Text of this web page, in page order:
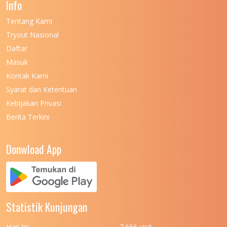
UNIVERSITAS NEGERI KHAIRUN
UNIVERSITAS NEGERI MANADO
UNIVERSITAS NEGERI MEDAN
UNIVERSITAS NEGERI PADANG
UNIVERSITAS NUSA CENDANA
UNIVERSITAS PADJADJARAN
UNIVERSITAS PATTIMURA
Info
Tentang Kami
Tryout Nasional
Daftar
Masuk
Kontak Kami
Syarat dan Ketentuan
Kebijakan Privasi
Berita Terkini
Donwload App
Statistik Kunjungan